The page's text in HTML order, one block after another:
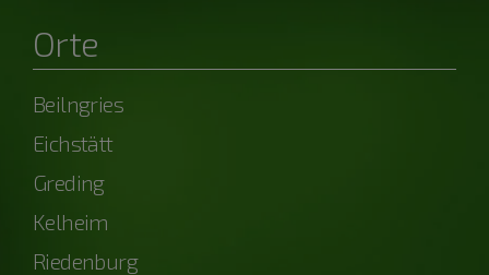
Orte
Beilngries
Eichstätt
Greding
Kelheim
Riedenburg